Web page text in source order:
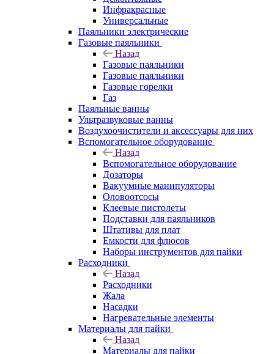
Инфракрасные
Универсальные
Паяльники электрические
Газовые паяльники
Назад
Газовые паяльники
Газовые паяльники
Газовые горелки
Газ
Паяльные ванны
Ультразвуковые ванны
Воздухоочистители и аксессуары для них
Вспомогательное оборудование
Назад
Вспомогательное оборудование
Дозаторы
Вакуумные манипуляторы
Оловоотсосы
Клеевые пистолеты
Подставки для паяльников
Штативы для плат
Емкости для флюсов
Наборы инструментов для пайки
Расходники
Назад
Расходники
Жала
Насадки
Нагревательные элементы
Материалы для пайки
Назад
Материалы для пайки